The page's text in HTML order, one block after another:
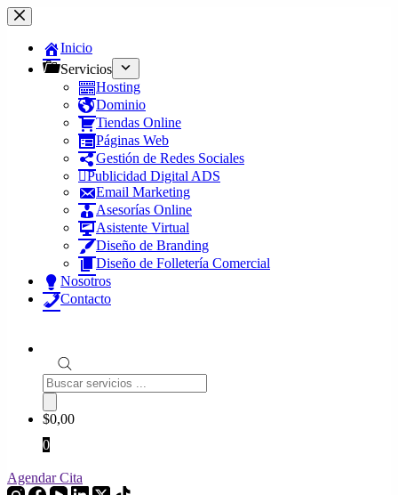
Saltar
al
contenidoInicio
Servicios
Hosting
Dominio
Tiendas Online
Páginas Web
Gestión de Redes Sociales
Publicidad Digital ADS
Email Marketing
Asesorías Online
Asistente Virtual
Diseño de Branding
Diseño de Folletería Comercial
Nosotros
Contacto
Búsqueda
de
productos
$0,00
0
Agendar Cita